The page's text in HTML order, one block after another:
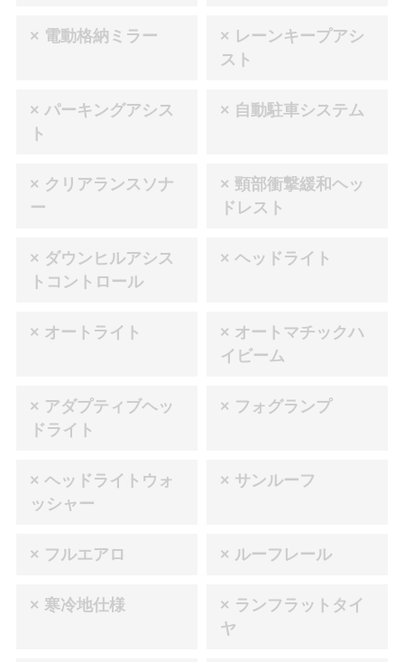
× 電動格納ミラー
× レーンキープアシ
スト
× パーキングアシス
ト
× 自動駐車システム
× クリアランスソナ
ー
× 頸部衝撃緩和ヘッ
ドレスト
× ダウンヒルアシス
トコントロール
× ヘッドライト
× オートライト
× オートマチックハ
イビーム
× アダプティブヘッ
ドライト
× フォグランプ
× ヘッドライトウォ
ッシャー
× サンルーフ
× フルエアロ × ルーフレール
× 寒冷地仕様
× ランフラットタイ
ヤ